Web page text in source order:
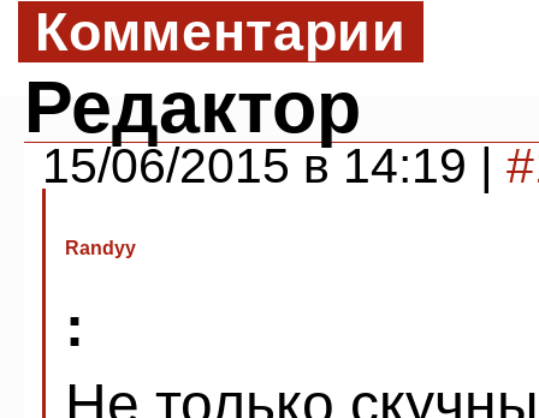
Комментарии
Редактор
15/06/2015 в 14:19 |
Randyy
:
Не только